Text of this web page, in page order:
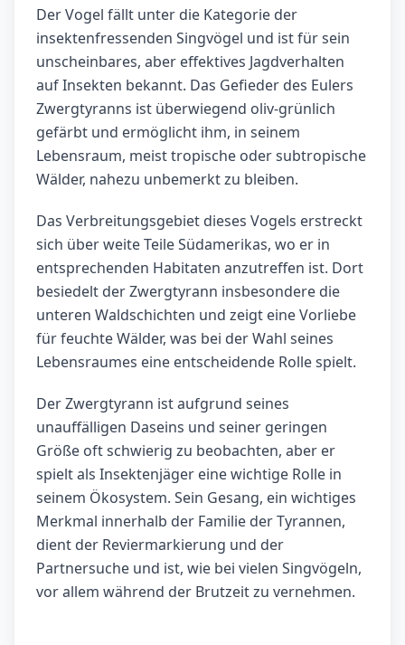
Der Vogel fällt unter die Kategorie der
insektenfressenden Singvögel und ist für sein
unscheinbares, aber effektives Jagdverhalten
auf Insekten bekannt. Das Gefieder des Eulers
Zwergtyranns ist überwiegend oliv-grünlich
gefärbt und ermöglicht ihm, in seinem
Lebensraum, meist tropische oder subtropische
Wälder, nahezu unbemerkt zu bleiben.
Das Verbreitungsgebiet dieses Vogels erstreckt
sich über weite Teile Südamerikas, wo er in
entsprechenden Habitaten anzutreffen ist. Dort
besiedelt der Zwergtyrann insbesondere die
unteren Waldschichten und zeigt eine Vorliebe
für feuchte Wälder, was bei der Wahl seines
Lebensraumes eine entscheidende Rolle spielt.
Der Zwergtyrann ist aufgrund seines
unauffälligen Daseins und seiner geringen
Größe oft schwierig zu beobachten, aber er
spielt als Insektenjäger eine wichtige Rolle in
seinem Ökosystem. Sein Gesang, ein wichtiges
Merkmal innerhalb der Familie der Tyrannen,
dient der Reviermarkierung und der
Partnersuche und ist, wie bei vielen Singvögeln,
vor allem während der Brutzeit zu vernehmen.